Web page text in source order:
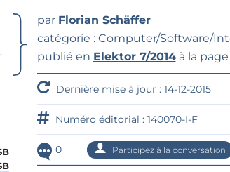
Rechercher
par Florian Schäffer
catégorie : Computer/Software/
publié en Elektor 7/2014à la page
Dernière mise à jour : 14-12-2015
Numéro éditorial : 140070-I-F
0 Participez à la conversation